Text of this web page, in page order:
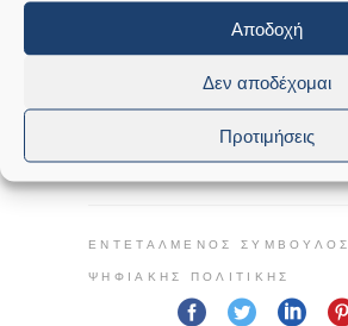
Αποδοχή
Δεν αποδέχομαι
Προτιμήσεις
ΕΝΤΕΤΑΛΜΈΝΟΣ ΣΎΜΒΟΥΛΟΣ
ΨΗΦΙΑΚΉΣ ΠΟΛΙΤΙΚΉΣ